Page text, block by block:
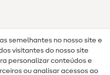
semelhantes no nosso site e
visitantes do nosso site
personalizar conteúdos e
ou analisar acessos ao